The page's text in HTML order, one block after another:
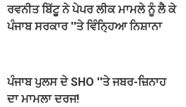
ਰਵਨੀਤ ਬਿੱਟੂ ਨੇ ਪੇਪਰ ਲੀਕ ਮਾਮਲੇ ਨੂੰ ਲੈ ਕੇ
ਪੰਜਾਬ ਸਰਕਾਰ ''ਤੇ ਵਿੰਨ੍ਹਿਆ ਨਿਸ਼ਾਨਾ
ਪੰਜਾਬ ਪੁਲਸ ਦੇ SHO ''ਤੇ ਜਬਰ-ਜ਼ਿਨਾਹ
ਦਾ ਮਾਮਲਾ ਦਰਜ!